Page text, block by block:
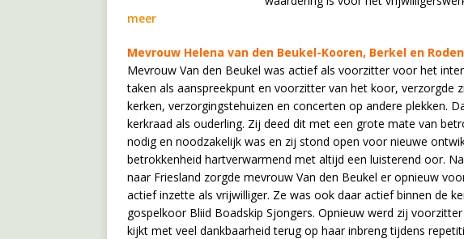
meer
Mevrouw Helena van den Beukel-Kooren, Berkel en
Mevrouw Van den Beukel was actief als voorzitter voor het
taken als aanspreekpunt en voorzitter van het koor, verzorgde
kerken, verzorgingstehuizen en concerten op andere plekken.
kerkraad als ouderling. Zij deed dit met een grote mate van
nodig en noodzakelijk was en zij stond open voor nieuwe
betrokkenheid hartverwarmend met altijd een luisterend oor.
naar Friesland zorgde mevrouw Van den Beukel er opnieuw
actief inzette als vrijwilliger. Ze was ook daar actief binnen de
gospelkoor Bliid Boadskip Sjongers. Opnieuw werd zij
kijkt met veel dankbaarheid terug op haar inbreng tijdens